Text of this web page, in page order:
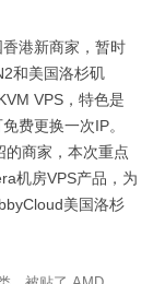
港新商家，暂时
和美国洛杉矶
VPS，特色是
费更换一次IP。
的商家，本次重点
机房VPS产品，为
美国洛杉